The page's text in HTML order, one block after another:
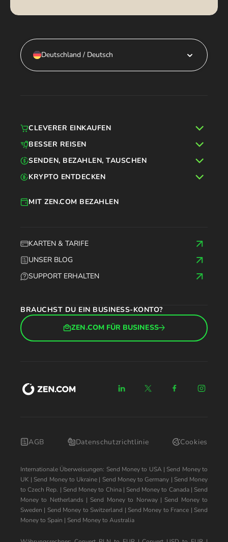
Deutschland / Deutsch
KARTEN & TARIFE
UNSER BLOG
SUPPORT ERHALTEN
MIT ZEN.COM BEZAHLEN
BRAUCHST DU EIN BUSINESS-KONTO?
ZEN.COM FÜR BUSINESS
CLEVERER EINKAUFEN
BESSER REISEN
SENDEN, BEZAHLEN, TAUSCHEN
KRYPTO ENTDECKEN
AGB Datenschutzrichtlinie Cookies
Internationale Überweisungen: Send Money to USA| Send Money to
UK | Send Money to Ukraine | Send Money to Germany | Send Money
to Czech Rep. | Send Money to China| Send Money to Canada| Send
Money to Netherlands | Send Money to Norway| Send Money to
Sweden | Send Money to Switzerland | Send Money to France | Send
Money to Spain | Send Money to Australia